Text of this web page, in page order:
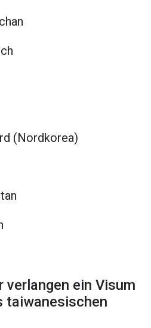
(Nordkorea)
verlangen ein Visum
taiwanesischen